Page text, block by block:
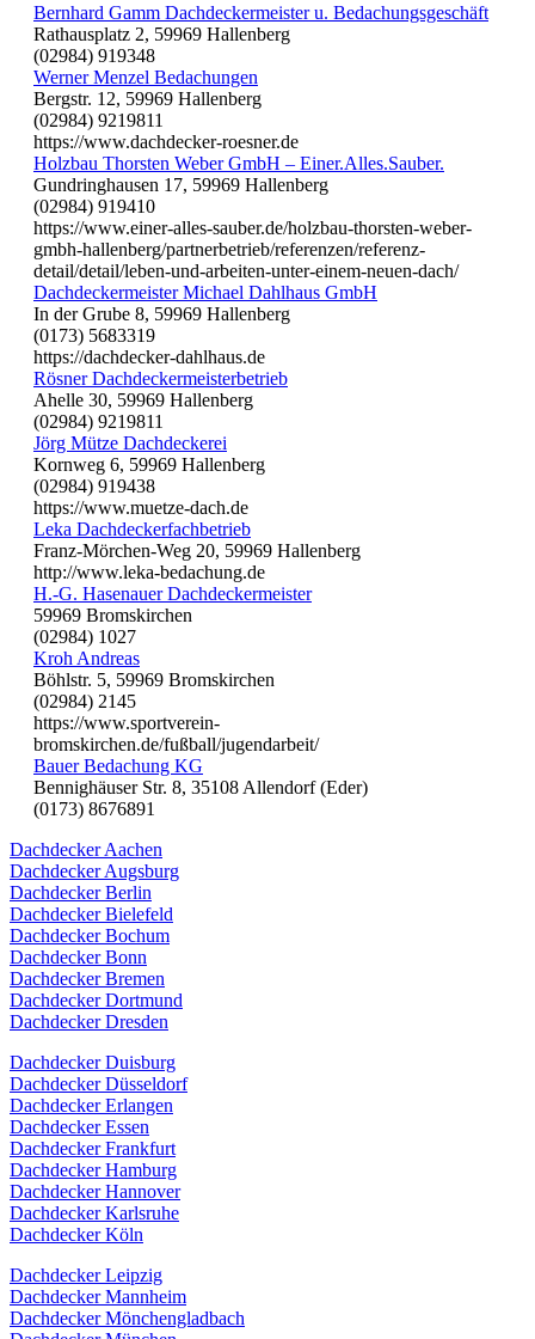
Bernhard Gamm Dachdeckermeister u. Bedachungsgeschäft
Rathausplatz 2, 59969 Hallenberg
(02984) 919348
Werner Menzel Bedachungen
Bergstr. 12, 59969 Hallenberg
(02984) 9219811
https://www.dachdecker-roesner.de
Holzbau Thorsten Weber GmbH – Einer.Alles.Sauber.
Gundringhausen 17, 59969 Hallenberg
(02984) 919410
https://www.einer-alles-sauber.de/holzbau-thorsten-weber-
gmbh-hallenberg/partnerbetrieb/referenzen/referenz-
detail/detail/leben-und-arbeiten-unter-einem-neuen-dach/
Dachdeckermeister Michael Dahlhaus GmbH
In der Grube 8, 59969 Hallenberg
(0173) 5683319
https://dachdecker-dahlhaus.de
Rösner Dachdeckermeisterbetrieb
Ahelle 30, 59969 Hallenberg
(02984) 9219811
Jörg Mütze Dachdeckerei
Kornweg 6, 59969 Hallenberg
(02984) 919438
https://www.muetze-dach.de
Leka Dachdeckerfachbetrieb
Franz-Mörchen-Weg 20, 59969 Hallenberg
http://www.leka-bedachung.de
H.-G. Hasenauer Dachdeckermeister
59969 Bromskirchen
(02984) 1027
Kroh Andreas
Böhlstr. 5, 59969 Bromskirchen
(02984) 2145
https://www.sportverein-
bromskirchen.de/fußball/jugendarbeit/
Bauer Bedachung KG
Bennighäuser Str. 8, 35108 Allendorf (Eder)
(0173) 8676891
Dachdecker Aachen
Dachdecker Augsburg
Dachdecker Berlin
Dachdecker Bielefeld
Dachdecker Bochum
Dachdecker Bonn
Dachdecker Bremen
Dachdecker Dortmund
Dachdecker Dresden
Dachdecker Duisburg
Dachdecker Düsseldorf
Dachdecker Erlangen
Dachdecker Essen
Dachdecker Frankfurt
Dachdecker Hamburg
Dachdecker Hannover
Dachdecker Karlsruhe
Dachdecker Köln
Dachdecker Leipzig
Dachdecker Mannheim
Dachdecker Mönchengladbach